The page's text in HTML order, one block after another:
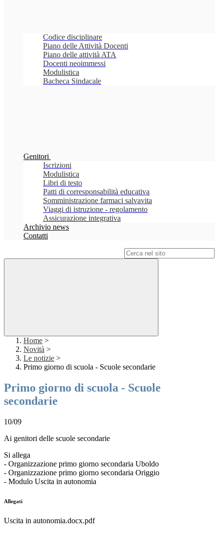
Codice disciplinare
Piano delle Attività Docenti
Piano delle attività ATA
Docenti neoimmessi
Modulistica
Bacheca Sindacale
Genitori
Iscrizioni
Modulistica
Libri di testo
Patti di corresponsabilità educativa
Somministrazione farmaci salvavita
Viaggi di istruzione - regolamento
Assicurazione integrativa
Archivio news
Contatti
Home >
Novità >
Le notizie >
Primo giorno di scuola - Scuole secondarie
Primo giorno di scuola - Scuole
secondarie
10/09
Ai genitori delle scuole secondarie
Si allega
- Organizzazione primo giorno secondaria Uboldo
- Organizzazione primo giorno secondaria Origgio
- Modulo Uscita in autonomia
Allegati
Uscita in autonomia.docx.pdf